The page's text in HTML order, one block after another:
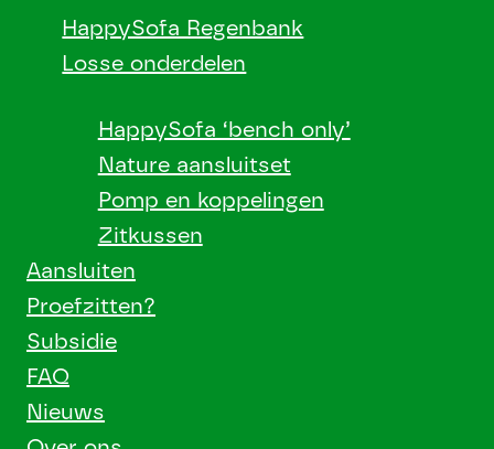
HappySofa Regenbank
Losse onderdelen
HappySofa ‘bench only’
Nature aansluitset
Pomp en koppelingen
Zitkussen
Aansluiten
Proefzitten?
Subsidie
FAQ
Nieuws